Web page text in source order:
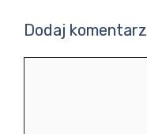
Dodaj komentarz